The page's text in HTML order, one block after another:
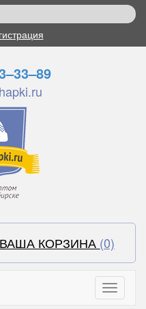
ВАША КОРЗИНА (0)
Toggle